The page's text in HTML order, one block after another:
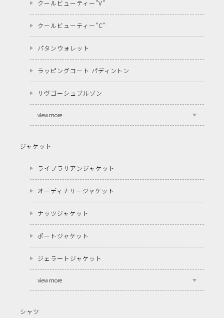
クールビューティー"V"
クールビューティー"C"
パタンウォレット
ラッピングコート パディントン
リヴゴーシュブルゾン
view more
ジャケット
ライブラリアンジャケット
オーディナリージャケット
ナッツジャケット
ポートジャケット
ジェラートジャケット
view more
シャツ